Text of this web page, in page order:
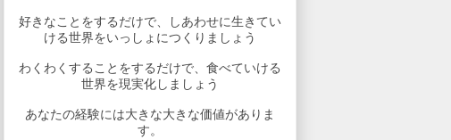
好きなことをするだけで、しあわせに生きてい
ける世界をいっしょにつくりましょう
わくわくすることをするだけで、食べていける
世界を現実化しましょう
あなたの経験には大きな大きな価値がありま
す。